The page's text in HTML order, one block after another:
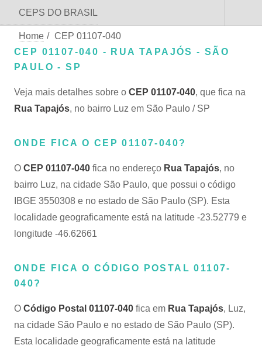
CEPS DO BRASIL
Home / CEP 01107-040
CEP 01107-040 - RUA TAPAJÓS - SÃO
PAULO - SP
Veja mais detalhes sobre o CEP 01107-040, que fica na
Rua Tapajós, no bairro Luz em São Paulo / SP
ONDE FICA O CEP 01107-040?
O CEP 01107-040 fica no endereço Rua Tapajós, no
bairro Luz, na cidade São Paulo, que possui o código
IBGE 3550308 e no estado de São Paulo (SP). Esta
localidade geograficamente está na latitude -23.52779 e
longitude -46.62661
ONDE FICA O CÓDIGO POSTAL 01107-
040?
O Código Postal 01107-040 fica em Rua Tapajós, Luz,
na cidade São Paulo e no estado de São Paulo (SP).
Esta localidade geograficamente está na latitude